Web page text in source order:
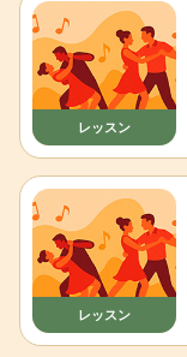
レッスン
レッスン